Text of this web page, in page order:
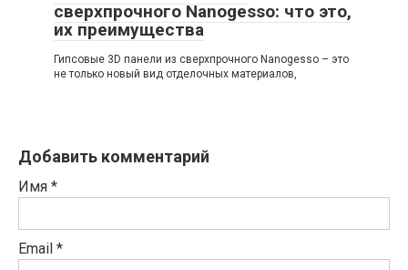
сверхпрочного Nanogesso: что это,
их преимущества
Гипсовые 3D панели из сверхпрочного Nanogesso – это
не только новый вид отделочных материалов,
Добавить комментарий
Имя *
Email *